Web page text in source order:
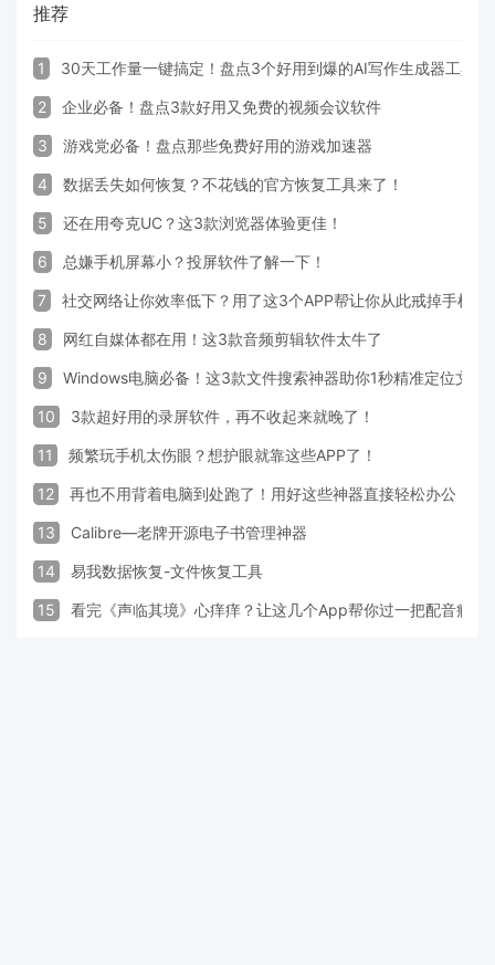
推荐
1 30天工作量一键搞定！盘点3个好用到爆的AI写作生成器工具
2 企业必备！盘点3款好用又免费的视频会议软件
3 游戏党必备！盘点那些免费好用的游戏加速器
4 数据丢失如何恢复？不花钱的官方恢复工具来了！
5 还在用夸克UC？这3款浏览器体验更佳！
6 总嫌手机屏幕小？投屏软件了解一下！
7 社交网络让你效率低下？用了这3个APP帮让你从此戒掉手机！
8 网红自媒体都在用！这3款音频剪辑软件太牛了
9 Windows电脑必备！这3款文件搜索神器助你1秒精准定位文件
10 3款超好用的录屏软件，再不收起来就晚了！
11 频繁玩手机太伤眼？想护眼就靠这些APP了！
12 再也不用背着电脑到处跑了！用好这些神器直接轻松办公
13 Calibre—老牌开源电子书管理神器
14 易我数据恢复-文件恢复工具
15 看完《声临其境》心痒痒？让这几个App帮你过一把配音瘾